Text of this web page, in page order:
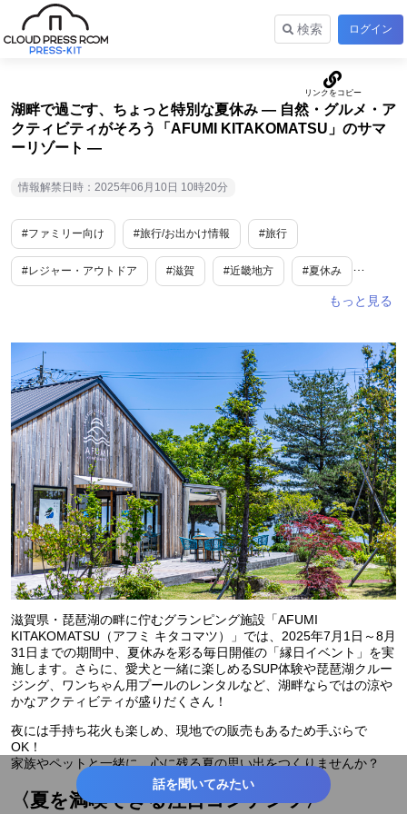
検索 ログイン
湖畔で過ごす、ちょっと特別な夏休み ― 自然・グルメ・ア
クティビティがそろう「AFUMI KITAKOMATSU」のサマ
ーリゾート ―
情報解禁日時：2025年06月10日 10時20分
#ファミリー向け #旅行/お出かけ情報 #旅行
#レジャー・アウトドア #滋賀 #近畿地方 #夏休み
滋賀県・琵琶湖の畔に佇むグランピング施設「AFUMI
KITAKOMATSU（アフミ キタコマツ）」では、2025年7月1日～8月
31日までの期間中、夏休みを彩る毎日開催の「縁日イベント」を実
施します。さらに、愛犬と一緒に楽しめるSUP体験や琵琶湖クルー
ジング、ワンちゃん用プールのレンタルなど、湖畔ならではの涼や
かなアクティビティが盛りだくさん！
夜には手持ち花火も楽しめ、現地での販売もあるため手ぶらで
OK！
家族やペットと一緒に、心に残る夏の思い出をつくりませんか？
〈夏を満喫できる注目コンテンツ〉
話を聞いてみたい